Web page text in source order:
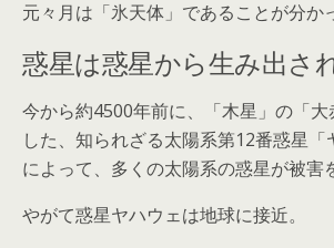
元々月は「氷天体」であることが分か
惑星は惑星から生み出さ
今から約4500年前に、「木星」の「
した、知られざる太陽系第12番惑星「
によって、多くの太陽系の惑星が被害
やがて惑星ヤハウェは地球に接近。